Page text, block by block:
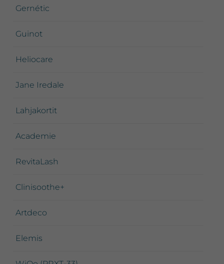
Gernétic
Guinot
Heliocare
Jane Iredale
Lahjakortit
Academie
RevitaLash
Clinisoothe+
Artdeco
Elemis